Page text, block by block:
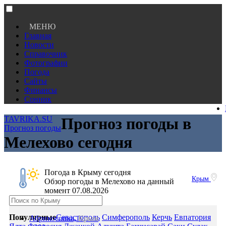
МЕНЮ
Главная
Новости
Справочник
Фотографии
Погода
Сайты
Финансы
Сонник
TAVRIKA.SU
Прогноз погодыПрогноз погоды в
Мелехово сегодня
Крым
Погода в Крыму сегодня
Обзор погоды в Мелехово на данный
момент 07.08.2026
Абрикосовка,Крым
ПопулярныеСевастополь Симферополь Керчь Евпатория